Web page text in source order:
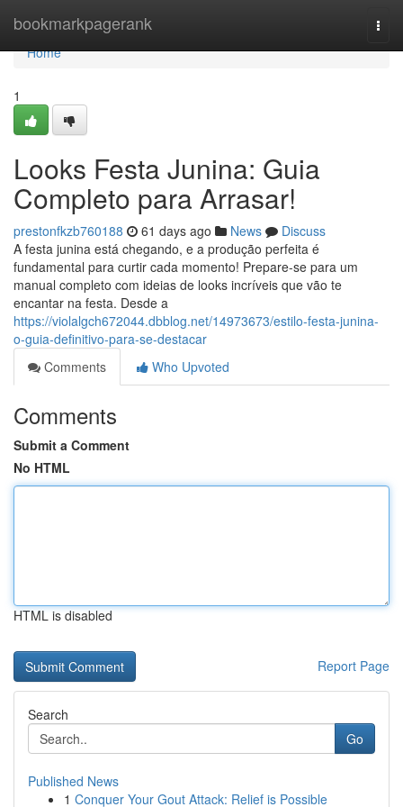
bookmarkpagerank
Home
Home
1
Looks Festa Junina: Guia
Completo para Arrasar!
prestonfkzb760188 61 days ago News
Discuss
A festa junina está chegando, e a produção perfeita é
fundamental para curtir cada momento! Prepare-se para um
manual completo com ideias de looks incríveis que vão te
encantar na festa. Desde a
https://violalgch672044.dbblog.net/14973673/estilo-festa-junina-
o-guia-definitivo-para-se-destacar
Comments
Who Upvoted
Comments
Submit a Comment
No HTML
HTML is disabled
Report Page
Search
Go
Published News
1 Conquer Your Gout Attack: Relief is Possible